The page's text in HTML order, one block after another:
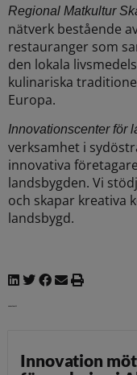
Regional Matkultur
nätverk bestående
restauranger som
den lokala
kulinariska
Europa.
Innovationscenter för
verksamhet i
innovativa
landsbygden. Vi
och skapar kreativa
landsbygd.
Innovation